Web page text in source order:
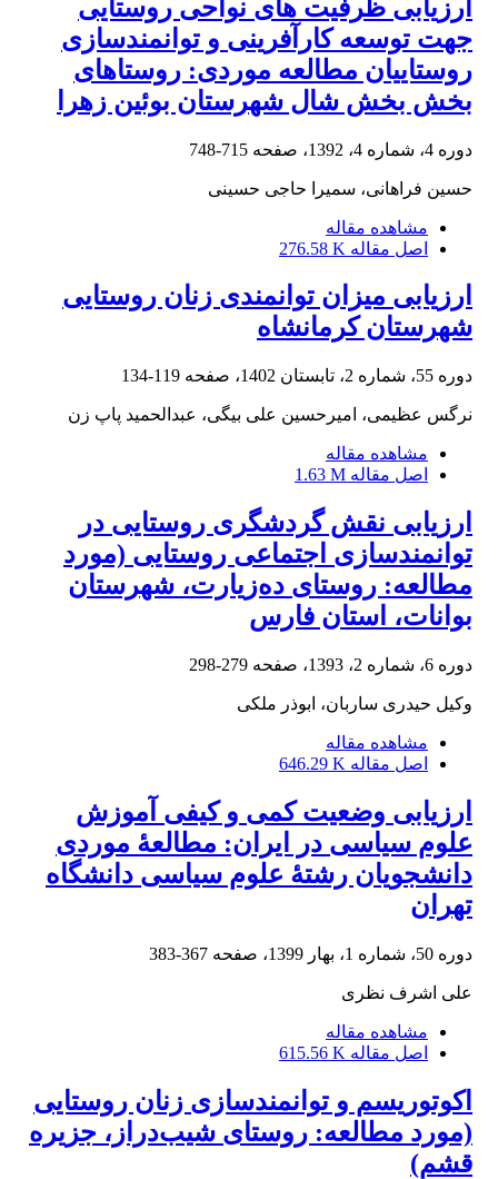
ارزیابی ظرفیت های نواحی روستایی
جهت توسعه کارآفرینی و توانمندسازی
روستاییان مطالعه موردی: روستاهای
بخش بخش شال شهرستان بوئین زهرا
دوره 4، شماره 4، 1392، صفحه 715-748
حسین فراهانی، سمیرا حاجی حسینی
مشاهده مقاله
اصل مقاله 276.58 K
ارزیابی میزان توانمندی زنان روستایی
شهرستان کرمانشاه
دوره 55، شماره 2، تابستان 1402، صفحه 119-134
نرگس عظیمی، امیرحسین علی بیگی، عبدالحمید پاپ زن
مشاهده مقاله
اصل مقاله 1.63 M
ارزیابی نقش گردشگری روستایی در
توانمندسازی اجتماعی روستایی (مورد
مطالعه: روستای ده‌زیارت، شهرستان
بوانات، استان فارس
دوره 6، شماره 2، 1393، صفحه 279-298
وکیل حیدری ساربان، ابوذر ملکی
مشاهده مقاله
اصل مقاله 646.29 K
ارزیابی وضعیت کمی و کیفی آموزش
علوم سیاسی در ایران: مطالعۀ موردی
دانشجویان رشتۀ علوم سیاسی دانشگاه
تهران
دوره 50، شماره 1، بهار 1399، صفحه 367-383
علی اشرف نظری
مشاهده مقاله
اصل مقاله 615.56 K
اکوتوریسم و توانمندسازی زنان روستایی
(مورد مطالعه: روستای شیب‌دراز، جزیره
قشم)